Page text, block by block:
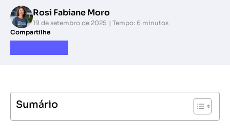
Rosi Fabiane Moro
19 de setembro de 2025
Tempo: 6 minutos
Compartilhe
Sumário